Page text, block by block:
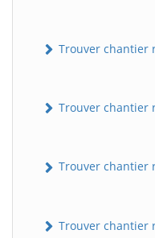
Trouver chantier
Trouver chantier
Trouver chantier
Trouver chantier